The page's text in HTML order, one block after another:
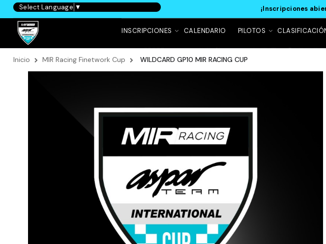
Select Language ▼ ¡Inscripciones
INSCRIPCIONES CALENDARIO PILOTOS
Inicio MIR Racing Finetwork Cup WILDCARD GP10 MIR RACING CUP